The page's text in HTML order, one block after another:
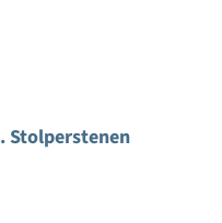
Stolperstenen